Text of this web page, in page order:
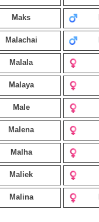
Maks
Malachai
Malala
Malaya
Male
Malena
Malha
Maliek
Malina